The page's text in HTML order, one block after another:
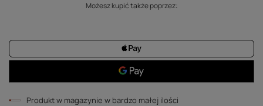
Możesz kupić także poprzez:
Produkt w magazynie w bardzo małej ilości